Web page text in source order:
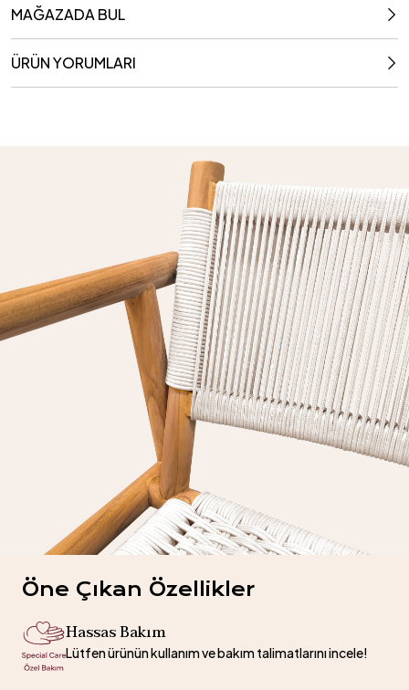
MAĞAZADA BUL
ÜRÜN YORUMLARI
Öne Çıkan Özellikler
Hassas Bakım
Lütfen ürünün kullanım ve bakım talimatlarını incele!